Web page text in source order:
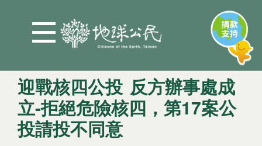
迎戰核四公投 反方辦事處成
立-拒絕危險核四，第17案公
投請投不同意